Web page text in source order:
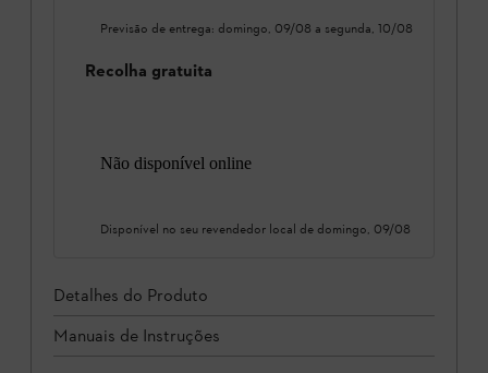
Previsão de entrega: domingo, 09/08 a segunda, 10/08
Recolha gratuita
Não disponível online
Disponível no seu revendedor local de domingo, 09/08
Detalhes do Produto
Manuais de Instruções